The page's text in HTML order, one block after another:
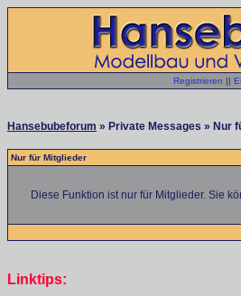
Registrieren ||
Hansebubeforum » Private Messages » Nur
Nur für Mitglieder
Diese Funktion ist nur für Mitglieder. Sie
Linktips: